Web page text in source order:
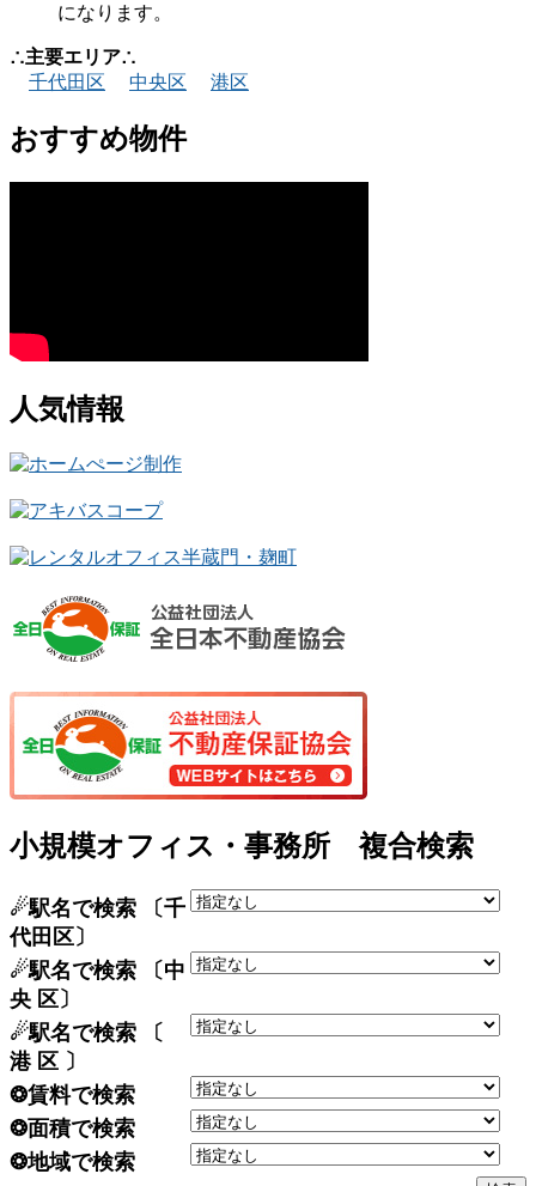
になります。
∴主要エリア∴
千代田区
中央区 港区
おすすめ物件
人気情報
小規模オフィス・事務所 複合検索
☄駅名で検索 〔千
代田区〕
☄駅名で検索 〔中
央 区〕
☄駅名で検索 〔
港 区 〕
❂賃料で検索
❂面積で検索
❂地域で検索